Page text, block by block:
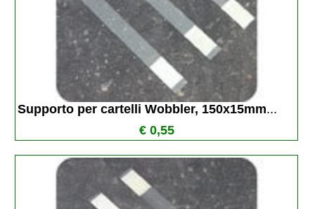
Supporto per cartelli Wobbler, 150x15mm...
€ 0,55